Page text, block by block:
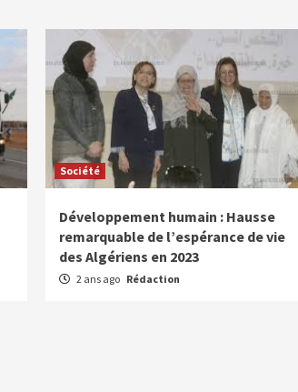
Société
Développement humain : Hausse
remarquable de l’espérance de vie
des Algériens en 2023
2 ans ago Rédaction